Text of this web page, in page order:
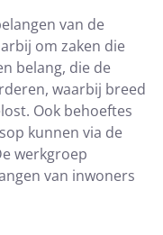
van de
om zaken die
belang, die de
waarbij breed
Ook behoeftes
kunnen via de
werkgroep
van inwoners